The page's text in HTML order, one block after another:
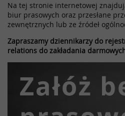
Na tej stronie internetowej
biur prasowych oraz przesłane
zewnętrznych lub ze źródeł
Zapraszamy dziennikarzy do
relations do zakładania